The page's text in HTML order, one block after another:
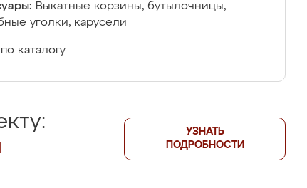
Выкатные корзины, бутылочницы,
уголки, карусели
по каталогу
УЗНАТЬ
ПОДРОБНОСТИ